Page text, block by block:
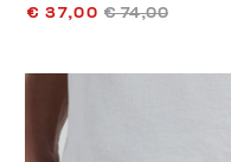
€ 37,00 € 74,00